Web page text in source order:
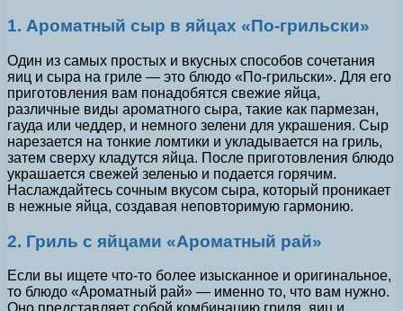
1. Ароматный сыр в яйцах «По-грильски»
Один из самых простых и вкусных способов сочетания
яиц и сыра на гриле — это блюдо «По-грильски». Для его
приготовления вам понадобятся свежие яйца,
различные виды ароматного сыра, такие как пармезан,
гауда или чеддер, и немного зелени для украшения. Сыр
нарезается на тонкие ломтики и укладывается на гриль,
затем сверху кладутся яйца. После приготовления блюдо
украшается свежей зеленью и подается горячим.
Наслаждайтесь сочным вкусом сыра, который проникает
в нежные яйца, создавая неповторимую гармонию.
2. Гриль с яйцами «Ароматный рай»
Если вы ищете что-то более изысканное и оригинальное,
то блюдо «Ароматный рай» — именно то, что вам нужно.